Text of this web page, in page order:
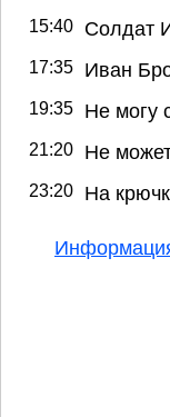
15:40 Солдат
17:35 Иван
19:35 Не могу
21:20 Не
23:20 На